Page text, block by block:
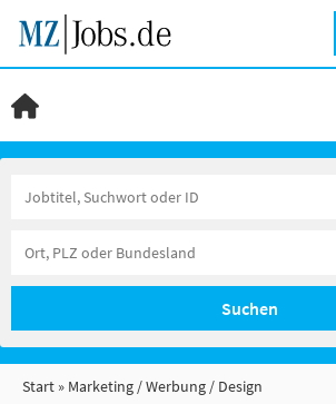
Suchen
Start Marketing / Werbung / Design